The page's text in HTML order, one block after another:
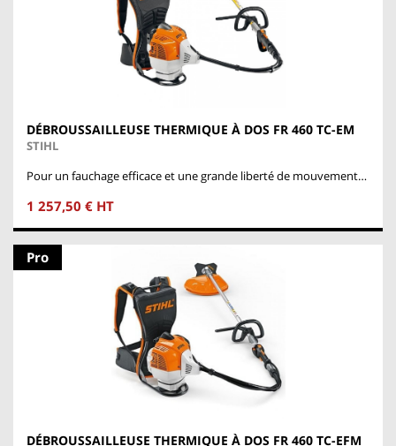
DÉBROUSSAILLEUSE THERMIQUE À DOS FR 460 TC-EM
STIHL
Pour un fauchage efficace et une grande liberté de mouvement…
1 257,50 € HT
Pro
DÉBROUSSAILLEUSE THERMIQUE À DOS FR 460 TC-EFM